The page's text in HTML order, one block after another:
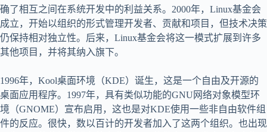
确了相互之间在系统开发中的利益关系。2000年，Linux基金会
成立，开始以组织的形式管理开发者、贡献和项目，但技术决策
仍保持相对独立性。后来，Linux基金会将这一模式扩展到许多
其他项目，并将其纳入旗下。
1996年，Kool桌面环境（KDE）诞生，这是一个自由及开源的
桌面应用程序。1997年，具有类似功能的GNU网络对象模型环
境（GNOME）宣布启用，这也是对KDE使用一些非自由软件组
件的反应。很快，数以百计的开发者加入了这两个组织。也出现